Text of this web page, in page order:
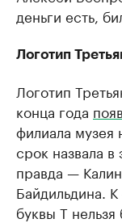
деньги есть,
Логотип
Логотип
конца года
филиала музея
срок назвала
правда —
Байдильдина.
буквы Т нельзя